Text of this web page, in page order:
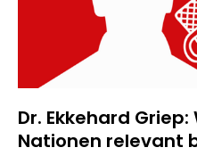
Dr. Ekkehard
Nationen relevant